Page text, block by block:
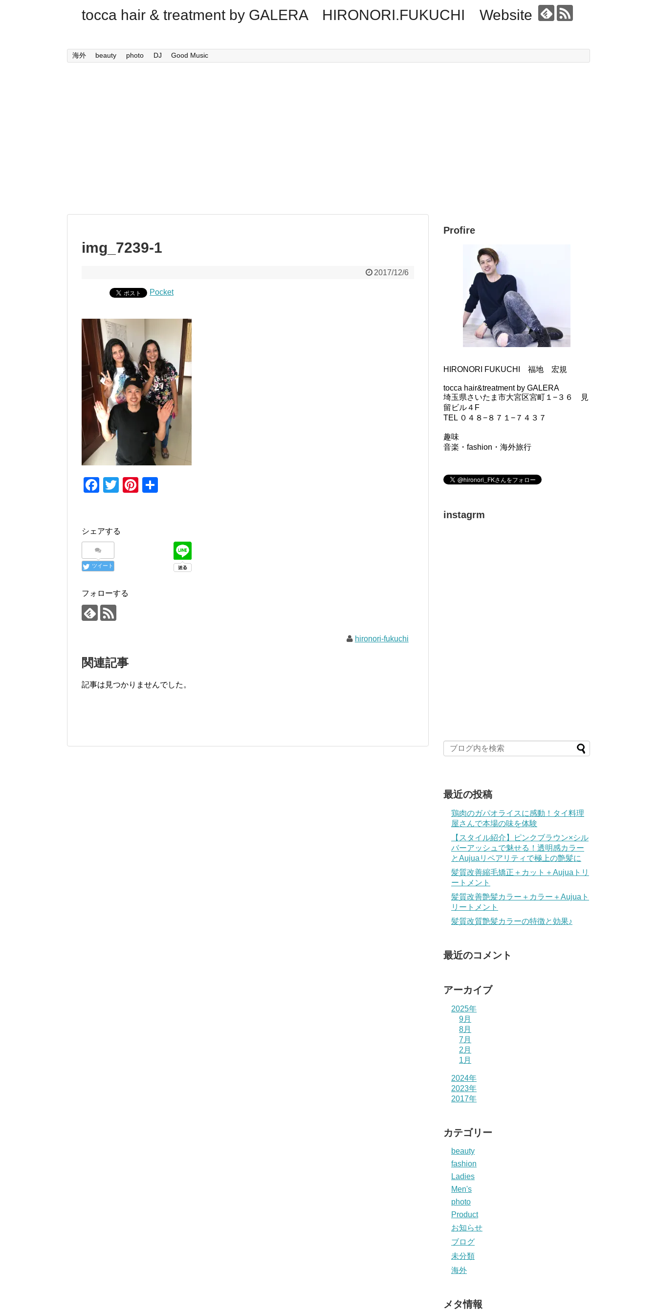
tocca hair & treatment by GALERA HIRONORI.FUKUCHI Website
海外 beauty photo DJ Good Music
img_7239-1
2017/12/6
Pocket
F
e
b
o
k
T
er
Pi
シェアする
ツイート
フォローする
hironori-fukuchi
関連記事
記事は見つかりませんでした。
Profire
HIRONORI FUKUCHI 福地 宏規
tocca hair&treatment by GALERA
埼玉県さいたま市大宮区宮町１−３６ 見
留ビル４F
TEL ０４８−８７１−７４３７
趣味
音楽・fashion・海外旅行
instagrm
最近の投稿
鶏肉のガパオライスに感動！タイ料理
屋さんで本場の味を体験
【スタイル紹介】ピンクブラウン×シル
バーアッシュで魅せる！透明感カラー
とAujuaリペアリティで極上の艶髪に
髪質改善縮毛矯正＋カット＋Aujuaトリ
ートメント
髪質改善艶髪カラー＋カラー＋Aujuaト
リートメント
髪質改質艶髪カラーの特徴と効果♪
最近のコメント
アーカイブ
2025年
9月
8月
7月
2月
1月
2024年
2023年
2017年
カテゴリー
beauty
fashion
Ladies
Men's
photo
Product
お知らせ
ブログ
未分類
海外
メタ情報